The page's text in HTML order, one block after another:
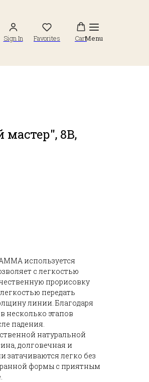
Sign In Favorites CartMenu
8B,
используется
с легкостью
прорисовку
передать
линии. Благодаря
несколько этапов
падения.
натуральной
долговечная и
затачиваются легко без
формы с приятным